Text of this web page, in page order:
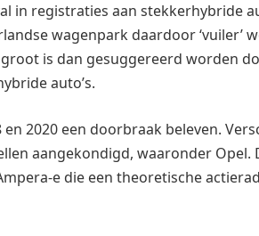
in registraties aan stekkerhybride
wagenpark daardoor ‘vuiler’
is dan gesuggereerd worden
auto’s.
2020 een doorbraak beleven.
aangekondigd, waaronder Opel.
e die een theoretische